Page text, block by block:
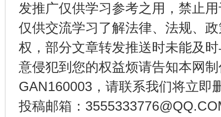
发推广仅供学习参考之用，禁止
仅供交流学习了解法律、法规、
权，部分文章转发推送时未能及
意侵犯到您的权益烦请告知本网
GAN160003，请联系我们将立即
投稿邮箱：
揭开“小金库”的免责幌子